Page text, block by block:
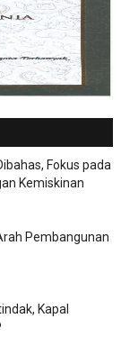
Fokus pada
Kemiskinan
Pembangunan
Kapal